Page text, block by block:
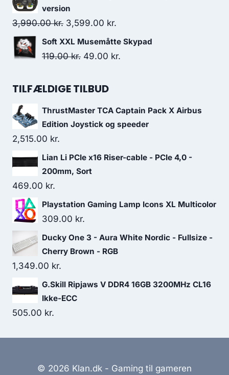
239.00 kr..
version
3,990.00kr. Original
price
was:
3,599.00 kr.
price
is:
Soft XXL Musemåtte Skypad
119.00kr. Original
was:
49.00 kr.
TILFÆLDIGE TILBUD
ThrustMaster TCA Captain Pack X Airbus
Edition Joystick og speeder
2,515.00 kr.
Lian Li PCIe x16 Riser-cable - PCIe 4,0 -
200mm, Sort
469.00 kr.
Playstation Gaming Lamp Icons XL Multicolor
309.00 kr.
Ducky One 3 - Aura White Nordic - Fullsize -
Cherry Brown - RGB
1,349.00 kr.
G.Skill Ripjaws V DDR4 16GB 3200MHz CL16
Ikke-ECC
505.00 kr.
© 2026 Klan.dk - Gaming til gameren